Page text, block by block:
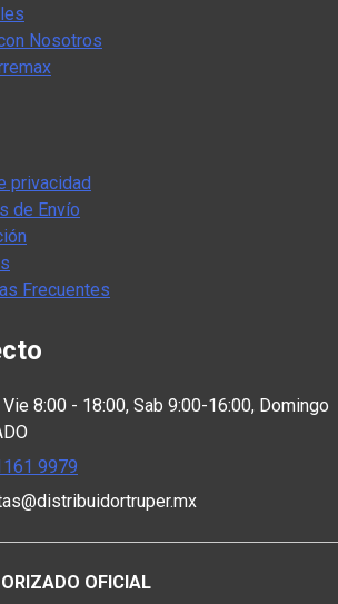
Nosotros
privacidad
de Envío
Frecuentes
Vie 8:00 - 18:00, Sab 9:00-16:00, Domingo
9979
OFICIAL